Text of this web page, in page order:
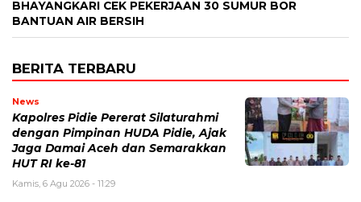
BHAYANGKARI CEK PEKERJAAN 30 SUMUR BOR
BANTUAN AIR BERSIH
BERITA TERBARU
News
Kapolres Pidie Pererat Silaturahmi
dengan Pimpinan HUDA Pidie, Ajak
Jaga Damai Aceh dan Semarakkan
HUT RI ke-81
Kamis, 6 Agu 2026 - 11:29